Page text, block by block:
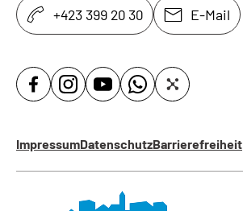
+423 399 20 30 E-Mail
ImpressumDatenschutzBarrierefreiheit